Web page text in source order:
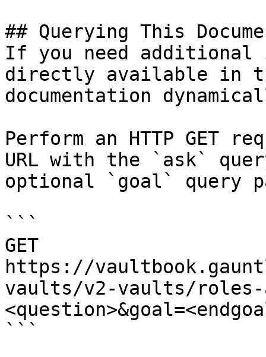
## Querying This
If you need
directly available in
documentation
Perform an HTTP GET
URL with the `ask`
optional `goal` query
```
GET
https://
vaults/v2-vaults/roles-
```